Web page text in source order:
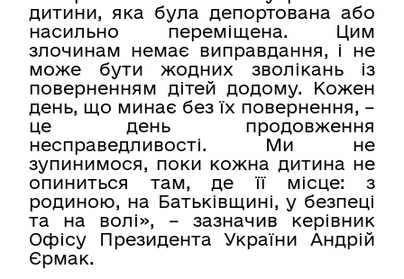
дитини, яка була депортована або
насильно переміщена. Цим
злочинам немає виправдання, і не
може бути жодних зволікань із
поверненням дітей додому. Кожен
день, що минає без їх повернення, –
це день продовження
несправедливості. Ми не
зупинимося, поки кожна дитина не
опиниться там, де її місце: з
родиною, на Батьківщині, у безпеці
та на волі», – зазначив керівник
Офісу Президента України Андрій
Єрмак.